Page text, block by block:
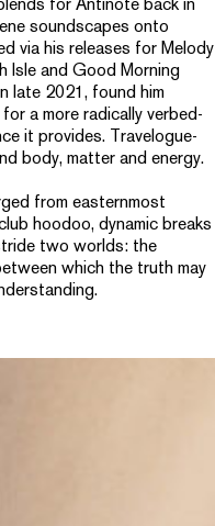
forAntinote back in
soundscapes onto
via his releases forMelody
Isle andGood Morning
late 2021, found him
a more radically verbed-
it provides. Travelogue-
body, matter and energy.
from easternmost
hoodoo, dynamic breaks
two worlds: the
which the truth may